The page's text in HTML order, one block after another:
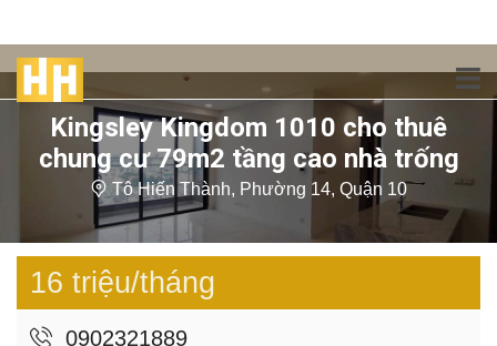
Kingsley Kingdom 1010 cho thuê
chung cư 79m2 tầng cao nhà trống
Tô Hiến Thành, Phường 14, Quận 10
16 triệu/tháng
0902321889